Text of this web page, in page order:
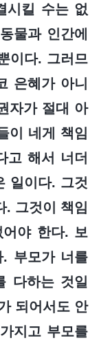
시킬 수는 없
물과 인간에
이다. 그러므
은혜가 아니
자가 절대 아
이 네게 책임
고 해서 너더
일이다. 그것
. 그것이 책임
어야 한다. 보
부모가 너를
다하는 것일
되어서도 안
지고 부모를